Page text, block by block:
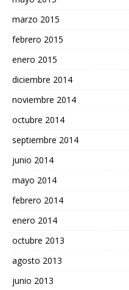
marzo 2015
febrero 2015
enero 2015
diciembre 2014
noviembre 2014
octubre 2014
septiembre 2014
junio 2014
mayo 2014
febrero 2014
enero 2014
octubre 2013
agosto 2013
junio 2013